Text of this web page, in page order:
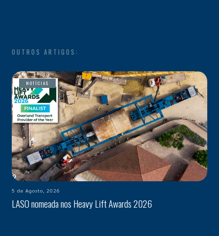
OUTROS ARTIGOS:
NOTÍCIAS
5 de Agosto, 2026
LASO nomeada nos Heavy Lift Awards 2026